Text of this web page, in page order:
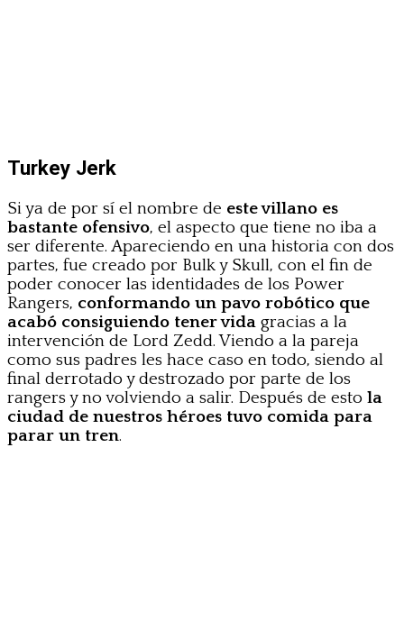
Turkey Jerk
Si ya de por sí el nombre de este villano es
bastante ofensivo, el aspecto que tiene no iba a
ser diferente. Apareciendo en una historia con dos
partes, fue creado por Bulk y Skull, con el fin de
poder conocer las identidades de los Power
Rangers, conformando un pavo robótico que
acabó consiguiendo tener vida gracias a la
intervención de Lord Zedd. Viendo a la pareja
como sus padres les hace caso en todo, siendo al
final derrotado y destrozado por parte de los
rangers y no volviendo a salir. Después de esto la
ciudad de nuestros héroes tuvo comida para
parar un tren.